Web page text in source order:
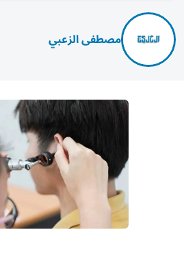
مصطفى الزعبي